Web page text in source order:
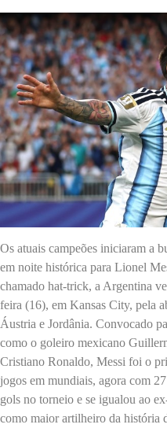
Os atuais campeões iniciaram a
em noite histórica para Lionel
chamado hat-trick, a Argentina
feira (16), em Kansas City, pela
Áustria e Jordânia. Convocado
como o goleiro mexicano
Cristiano Ronaldo, Messi foi o
jogos em mundiais, agora com
gols no torneio e se igualou ao
como maior artilheiro da história